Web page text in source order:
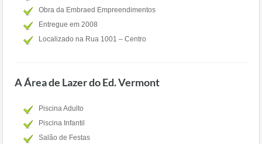
Obra da Embraed Empreendimentos
Entregue em 2008
Localizado na Rua 1001 – Centro
A Área de Lazer do Ed. Vermont
Piscina Adulto
Piscina Infantil
Salão de Festas